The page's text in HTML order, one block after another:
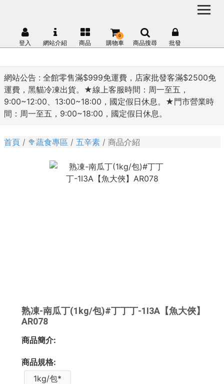
網站公告 : 全館零售滿$999免運費，店家批發客滿$2500免
運費，黑貓冷凍出貨。★線上客服時間：周一至五，
9:00~12:00、13:00~18:00，國定假日休息。★門市營業時
間：周一至五，9:00~18:00，國定假日休息。
登入 網站介紹 商品 購物車
0
商品搜尋 批發
首頁 🥦蔬食專區 五辛素 商品介紹
熟凍-南瓜丁(1kg/包)#丁丁丁-1I3A【魚大俠】
AR078
商品簡介:
商品規格:
1kg/包*